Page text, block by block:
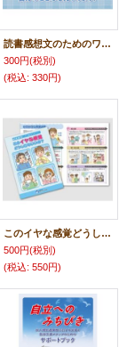
読書感想文のためのワークブック 自分のことばを見つけよう!「科学読み物編」
300円(税別)
(税込: 330円)
このイヤな感覚どうしたらいいの?
500円(税別)
(税込: 550円)